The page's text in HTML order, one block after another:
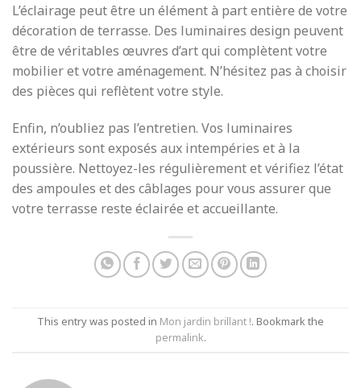
L’éclairage peut être un élément à part entière de votre
décoration de terrasse. Des luminaires design peuvent
être de véritables œuvres d’art qui complètent votre
mobilier et votre aménagement. N’hésitez pas à choisir
des pièces qui reflètent votre style.
Enfin, n’oubliez pas l’entretien. Vos luminaires
extérieurs sont exposés aux intempéries et à la
poussière. Nettoyez-les régulièrement et vérifiez l’état
des ampoules et des câblages pour vous assurer que
votre terrasse reste éclairée et accueillante.
This entry was posted in Mon jardin brillant !. Bookmark the
permalink.